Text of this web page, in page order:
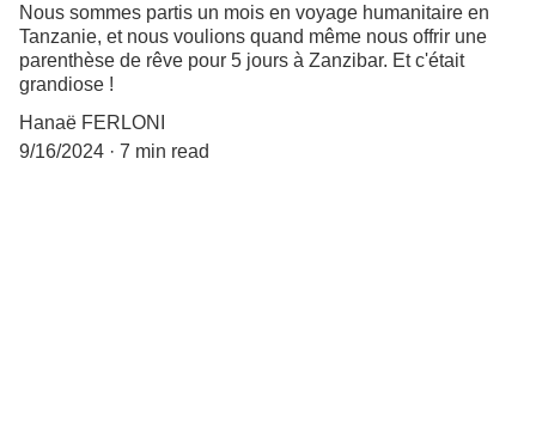
Nous sommes partis un mois en voyage humanitaire en
Tanzanie, et nous voulions quand même nous offrir une
parenthèse de rêve pour 5 jours à Zanzibar. Et c'était
grandiose !
Hanaë FERLONI
9/16/2024
7 min read